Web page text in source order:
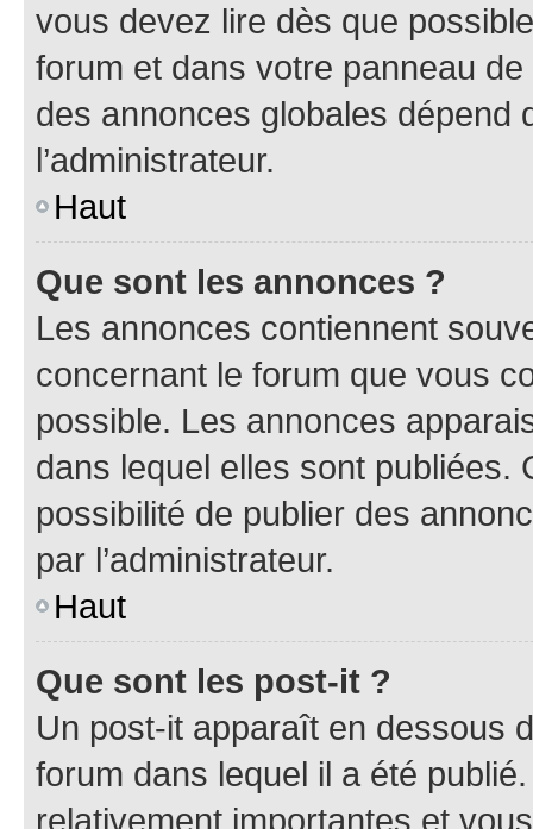
vous devez lire dès que
forum et dans votre panneau
des annonces globales dépend
l’administrateur.
Haut
Que sont les annonces ?
Les annonces contiennent
concernant le forum que vous
possible. Les annonces
dans lequel elles sont publiées.
possibilité de publier des
par l’administrateur.
Haut
Que sont les post-it ?
Un post-it apparaît en dessous
forum dans lequel il a été
relativement importantes et